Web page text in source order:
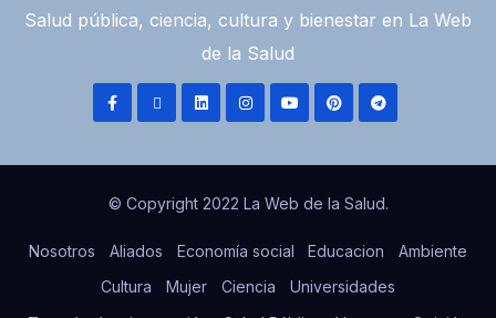
Salud pública, ciencia, cultura y bienestar en La Web
de la Salud
© Copyright 2022 La Web de la Salud.
Nosotros Aliados Economía social Educacion
Ambiente
Cultura
Mujer Ciencia
Universidades